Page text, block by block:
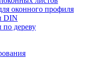
оконного профиля
DIN
дереву